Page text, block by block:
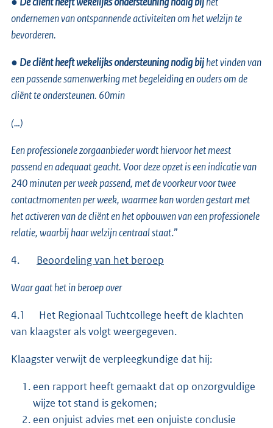
ondernemen van ontspannende activiteiten om het welzijn te
bevorderen.
● De cliënt heeft wekelijks ondersteuning nodig bijhet vinden van
een passende samenwerking met begeleiding en ouders om de
cliënt te ondersteunen. 60min
(…)
Een professionele zorgaanbieder wordt hiervoor het meest
passend en adequaat geacht. Voor deze opzet is een indicatie van
240 minuten per week passend, met de voorkeur voor twee
contactmomenten per week, waarmee kan worden gestart met
het activeren van de cliënt en het opbouwen van een professionele
relatie, waarbij haar welzijn centraal staat.”
4. Beoordeling van het beroep
Waar gaat het in beroep over
4.1 Het Regionaal Tuchtcollege heeft de klachten
van klaagster als volgt weergegeven.
Klaagster verwijt de verpleegkundige dat hij:
een rapport heeft gemaakt dat op onzorgvuldige
wijze tot stand is gekomen;
een onjuist advies met een onjuiste conclusie